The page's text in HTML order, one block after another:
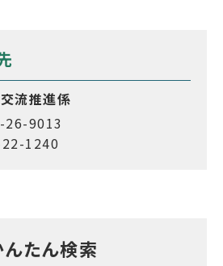
流推進係
26-9013
22-1240
んたん検索